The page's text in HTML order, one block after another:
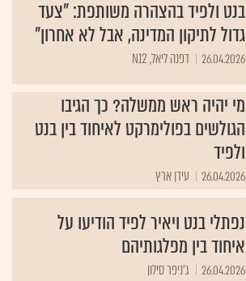
בנט ולפיד בהצהרה משותפת: "צעד
גדול לתיקון המדינה, אבל לא אחרון"
26.04.2026 דפנה ליאל, N12
מי יהיה ראש ממשלה? כך הגיבו
הגולשים בפולימרקט לאיחוד בין בנט
ולפיד
26.04.2026 עידן ארץ
נפתלי בנט ויאיר לפיד הודיעו על
איחוד בין מפלגותיהם
26.04.2026 ג'ניפר סילון